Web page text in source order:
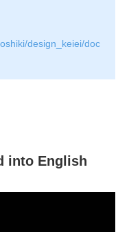
design_keiei/doc
into English